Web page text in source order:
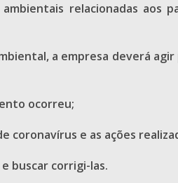
relacionadas aos
a empresa deverá
ocorreu;
e as ações
buscar corrigi-las.